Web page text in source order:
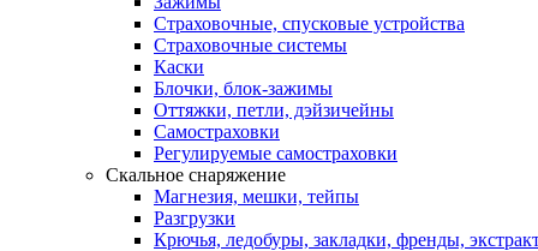
Страховочные, спусковые устройства
Страховочные системы
Каски
Блочки, блок-зажимы
Оттяжки, петли, дэйзичейны
Самостраховки
Регулируемые самостраховки
Скальное снаряжение
Магнезия, мешки, тейпы
Разгрузки
Крючья, ледобуры, закладки, френды,